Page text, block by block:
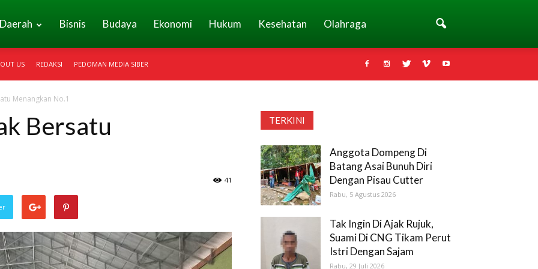
Daerah Bisnis Budaya Ekonomi Hukum Kesehatan Olahraga
US REDAKSI PEDOMAN MEDIA SIBER
Menangkan No.1
Bersatu
41
TERKINI
Anggota Dompeng Di
Batang Asai Bunuh Diri
Dengan Pisau Cutter
Rabu, 5 Agustus 2026
Tak Ingin Di Ajak Rujuk,
Suami Di CNG Tikam Perut
Istri Dengan Sajam
Rabu, 29 Juli 2026